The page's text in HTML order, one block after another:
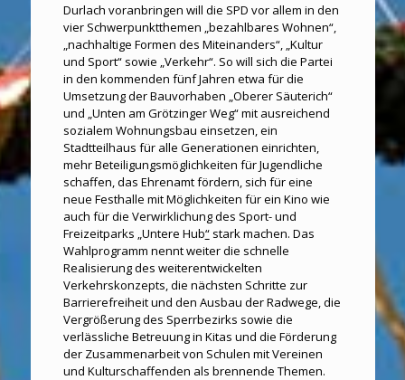
Durlach voranbringen will die SPD vor allem in den
vier Schwerpunktthemen „bezahlbares Wohnen“,
„nachhaltige Formen des Miteinanders“, „Kultur
und Sport“ sowie „Verkehr“. So will sich die Partei
in den kommenden fünf Jahren etwa für die
Umsetzung der Bauvorhaben „Oberer Säuterich“
und „Unten am Grötzinger Weg“ mit ausreichend
sozialem Wohnungsbau einsetzen, ein
Stadtteilhaus für alle Generationen einrichten,
mehr Beteiligungsmöglichkeiten für Jugendliche
schaffen, das Ehrenamt fördern, sich für eine
neue Festhalle mit Möglichkeiten für ein Kino wie
auch für die Verwirklichung des Sport- und
Freizeitparks „Untere Hub“stark machen. Das
Wahlprogramm nennt weiter die schnelle
Realisierung des weiterentwickelten
Verkehrskonzepts, die nächsten Schritte zur
Barrierefreiheit und den Ausbau der Radwege, die
Vergrößerung des Sperrbezirks sowie die
verlässliche Betreuung in Kitas und die Förderung
der Zusammenarbeit von Schulen mit Vereinen
und Kulturschaffenden als brennende Themen.